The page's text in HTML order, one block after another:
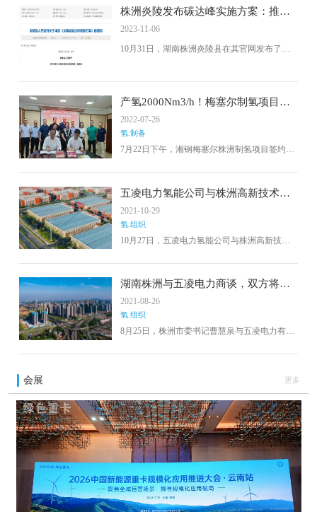
株洲炎陵发布碳达峰实施方案：推进
氢能交通，培养绿色人才队伍
2023-11-06
10月31日，湖南株洲炎陵县在其官网发布了关
产氢2000Nm3/h！梅塞尔制氢项目在
株洲落地
2022-07-26
氢.制备
7月22日下午，湘钢梅塞尔株洲制氢项目签约仪
文主持并致辞，荷塘区人民政府副区长陈佳敏
代表荷塘产业开发区与湘钢梅塞尔气体产品有
限公司董事长张德富进行了项目签约。湘钢梅
塞尔是湖南现阶段最大的工业气体企业。
五凌电力氢能公司与株洲高新技术产
业开发区签订合作协议​
2021-10-29
氢.组织
10月27日，五凌电力氢能公司与株洲高新技术
作协议，节省投资近2000万元。在公司的不懈
努力下，株洲高新区最终同意将项目商业用地
购买资金的70%以产业红利资金的形式奖励给氢
能公司。下一步，公司将继续加大项目建设和
政府协调力度，确保与政府签订的各项协议中
的补贴和行业奖励落实。
​湖南株洲与五凌电力商谈，双方将在
整县光伏、氢能等领域深入合作
2021-08-26
氢.组织
8月25日，株洲市委书记曹慧泉与五凌电力有限
入合作交换意见并达成共识。五凌电力公司党
卫安出席座谈会。国家电力投资集团旗下五凌
电力公司是一家集水电、火电、风电、光伏、
综合智慧能源为一体的大型能源企业，已在株
洲投资建设10多个清洁能源项目。
会展 更多